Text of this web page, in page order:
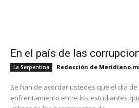
En el país de las
La Serpentina Redacción de
Se han de acordar ustedes que el día
enfrentamiento entre los estudiantes